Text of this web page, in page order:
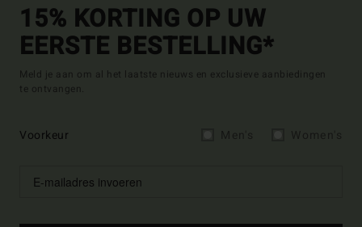
15% KORTING OP UW
EERSTE BESTELLING*
Meld je aan om al het laatste nieuws en exclusieve aanbiedingen
te ontvangen.
Voorkeur